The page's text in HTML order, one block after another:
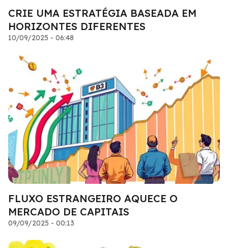
CRIE UMA ESTRATÉGIA BASEADA EM
HORIZONTES DIFERENTES
10/09/2025 - 06:48
FLUXO ESTRANGEIRO AQUECE O
MERCADO DE CAPITAIS
09/09/2025 - 00:13